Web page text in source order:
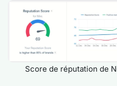
Score de réputation de